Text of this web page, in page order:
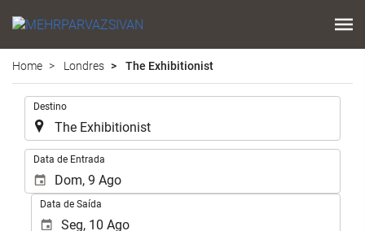
Home Londres The Exhibitionist
Destino
Data de Entrada
Data de Saída